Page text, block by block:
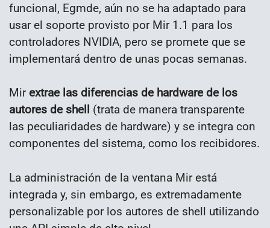
funcional, Egmde, aún no se ha adaptado para
usar el soporte provisto por Mir 1.1 para los
controladores NVIDIA, pero se promete que se
implementará dentro de unas pocas semanas.
Mirextrae las diferencias de hardware de los
autores de shell (trata de manera transparente
las peculiaridades de hardware) y se integra con
componentes del sistema, como los recibidores.
La administración de la ventana Mir está
integrada y, sin embargo, es extremadamente
personalizable por los autores de shell utilizando